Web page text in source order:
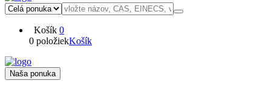
Košík 0
0 položiekKošík
Naša ponuka